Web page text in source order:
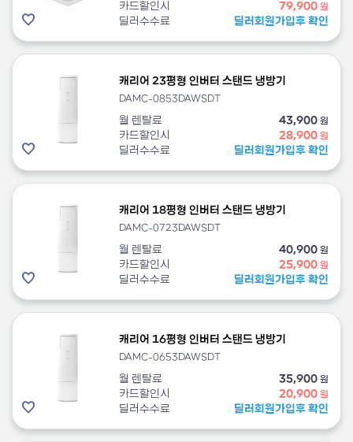
카드할인시 79,900 원
딜러수수료 딜러회원가입후 확인
캐리어 23평형 인버터 스탠드 냉방기
DAMC-0853DAWSDT
월 렌탈료 43,900 원
카드할인시 28,900 원
딜러수수료 딜러회원가입후 확인
캐리어 18평형 인버터 스탠드 냉방기
DAMC-0723DAWSDT
월 렌탈료 40,900 원
카드할인시 25,900 원
딜러수수료 딜러회원가입후 확인
캐리어 16평형 인버터 스탠드 냉방기
DAMC-0653DAWSDT
월 렌탈료 35,900 원
카드할인시 20,900 원
딜러수수료 딜러회원가입후 확인